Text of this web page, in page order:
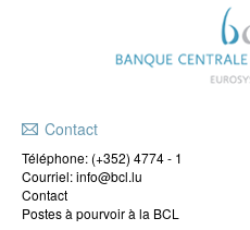
Contact
Téléphone: (+352) 4774 - 1
Courriel: info@bcl.lu
Contact
Postes à pourvoir à la BCL